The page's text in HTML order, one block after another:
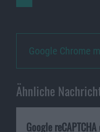
Google Chrome
Ähnliche
Google